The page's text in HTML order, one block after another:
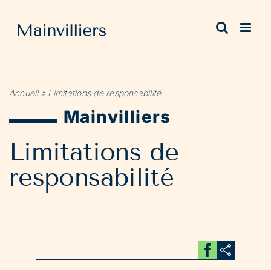
contenu
Accueil» Limitations de responsabilité
Mainvilliers
Limitations de
responsabilité